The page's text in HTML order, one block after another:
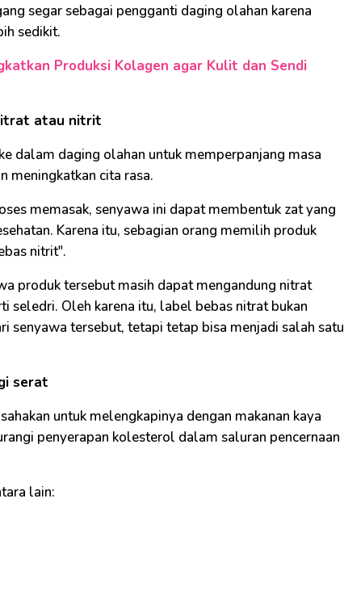
segar sebagai pengganti daging olahan karena
sedikit.
Produksi Kolagen agar Kulit dan Sendi
atau nitrit
dalam daging olahan untuk memperpanjang masa
meningkatkan cita rasa.
memasak, senyawa ini dapat membentuk zat yang
Karena itu, sebagian orang memilih produk
nitrit".
produk tersebut masih dapat mengandung nitrat
seledri. Oleh karena itu, label bebas nitrat bukan
senyawa tersebut, tetapi tetap bisa menjadi salah satu
serat
untuk melengkapinya dengan makanan kaya
penyerapan kolesterol dalam saluran pencernaan
lain: